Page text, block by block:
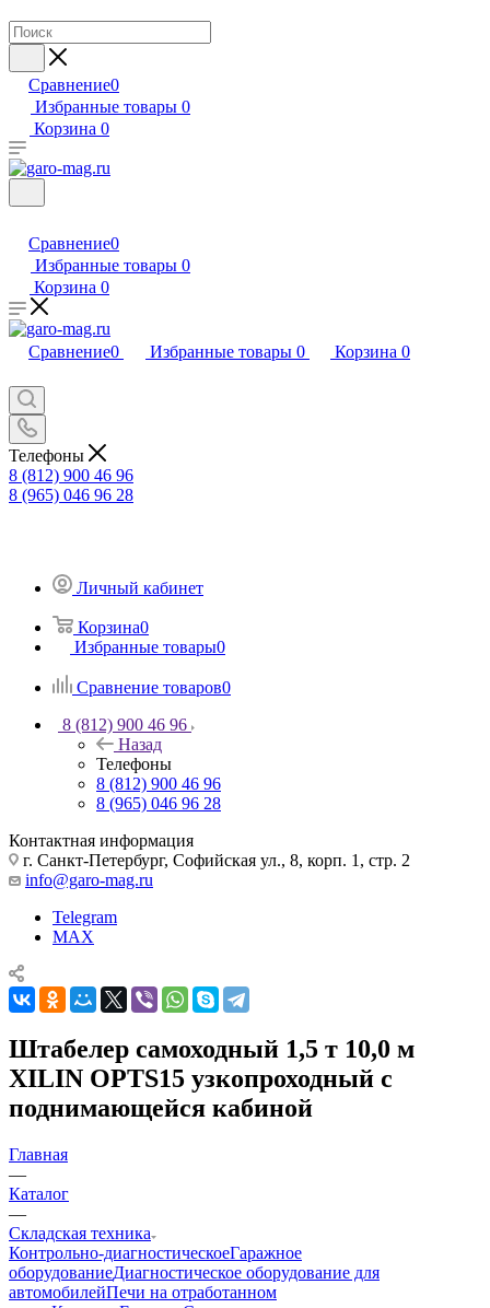
Сравнение0
Избранные товары 0
Корзина 0
Сравнение0
Избранные товары 0
Корзина 0
Сравнение0 Избранные товары 0 Корзина 0
Телефоны
8 (812) 900 46 96
8 (965) 046 96 28
Личный кабинет
Корзина0
Избранные товары0
Сравнение товаров0
8 (812) 900 46 96
Назад
Телефоны
8 (812) 900 46 96
8 (965) 046 96 28
Контактная информация
г. Санкт-Петербург, Софийская ул., 8, корп. 1, стр. 2
info@garo-mag.ru
Telegram
MAX
Штабелер самоходный 1,5 т 10,0 м
XILIN OPTS15 узкопроходный с
поднимающейся кабиной
Главная
—
Каталог
—
Складская техника
Контрольно-диагностическоеГаражное
оборудованиеДиагностическое оборудование для
автомобилейПечи на отработанном